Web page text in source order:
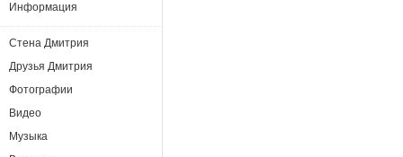
Информация
Стена Дмитрия
Друзья Дмитрия
Фотографии
Видео
Музыка